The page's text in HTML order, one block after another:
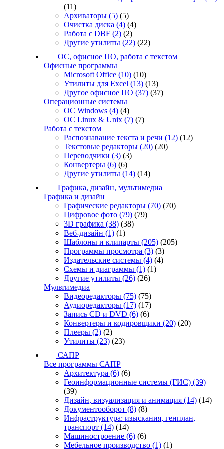
(11)
Архиваторы (5) (5)
Очистка диска (4) (4)
Работа с DBF (2) (2)
Другие утилиты (22) (22)
ОС, офисное ПО, работа с текстом
Офисные программы
Microsoft Office (10) (10)
Утилиты для Excel (13) (13)
Другое офисное ПО (37) (37)
Операционные системы
ОС Windows (4) (4)
ОС Linux & Unix (7) (7)
Работа с текстом
Распознавание текста и речи (12) (12)
Текстовые редакторы (20) (20)
Переводчики (3) (3)
Конвертеры (6) (6)
Другие утилиты (14) (14)
Графика, дизайн, мультимедиа
Графика и дизайн
Графические редакторы (70) (70)
Цифровое фото (79) (79)
3D графика (38) (38)
Веб-дизайн (1) (1)
Шаблоны и клипарты (205) (205)
Программы просмотра (3) (3)
Издательские системы (4) (4)
Схемы и диаграммы (1) (1)
Другие утилиты (26) (26)
Мультимедиа
Видеоредакторы (75) (75)
Аудиоредакторы (17) (17)
Запись CD и DVD (6) (6)
Конвертеры и кодировщики (20) (20)
Плееры (2) (2)
Утилиты (23) (23)
САПР
Все программы САПР
Архитектура (6) (6)
Геоинформационные системы (ГИС) (39)
(39)
Дизайн, визуализация и анимация (14) (14)
Документооборот (8) (8)
Инфраструктура: изыскания, генплан,
транспорт (14) (14)
Машиностроение (6) (6)
Мебельное производство (1) (1)